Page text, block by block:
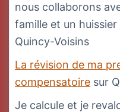
nous collaborons
famille et un
Quincy-Voisins
La révision de ma
compensatoire sur
Je calcule et je